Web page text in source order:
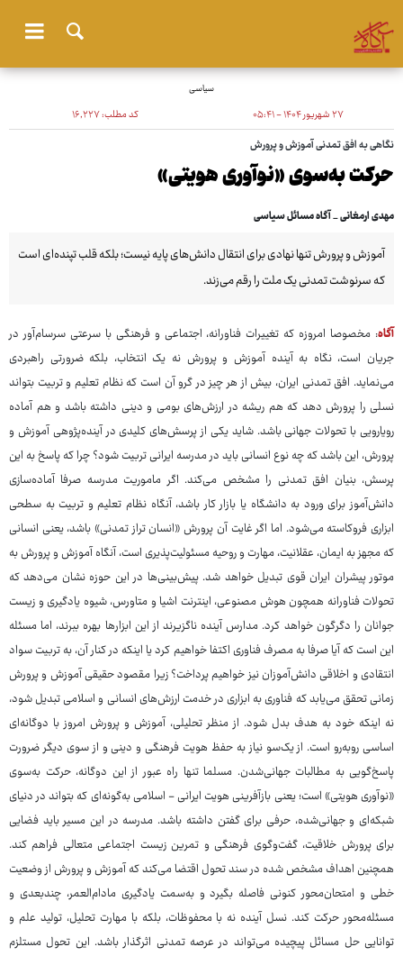
سیاسی
۲۷ شهریور ۱۴۰۴ - ۰۵:۴۱ کد مطلب:۱۶٬۲۲۷
نگاهی به افق تمدنی آموزش و پرورش
حرکت به‌سوی «نوآوری هویتی»
مهدی ارمغانی _ آگاه مسائل سیاسی
آموزش و پرورش تنها نهادی برای انتقال دانش‌های پایه نیست؛ بلکه قلب تپنده‌ای است
که سرنوشت تمدنی یک ملت را رقم می‌زند.
آگاه: مخصوصا امروزه که تغییرات فناورانه، اجتماعی و فرهنگی با سرعتی سرسام‌آور در
جریان است، نگاه به آینده آموزش و پرورش نه یک انتخاب، بلکه ضرورتی راهبردی
می‌نماید. افق تمدنی ایران، بیش از هر چیز در گرو آن است که نظام تعلیم و تربیت بتواند
نسلی را پرورش دهد که هم ریشه در ارزش‌های بومی و دینی داشته باشد و هم آماده
رویارویی با تحولات جهانی باشد. شاید یکی از پرسش‌های کلیدی در آینده‌پژوهی آموزش و
پرورش، این باشد که چه نوع انسانی باید در مدرسه ایرانی تربیت شود؟ چرا که پاسخ به این
پرسش، بنیان افق تمدنی را مشخص می‌کند. اگر ماموریت مدرسه صرفا آماده‌سازی
دانش‌آموز برای ورود به دانشگاه یا بازار کار باشد، آنگاه نظام تعلیم و تربیت به سطحی
ابزاری فروکاسته می‌شود. اما اگر غایت آن پرورش «انسان تراز تمدنی» باشد، یعنی انسانی
که مجهز به ایمان، عقلانیت، مهارت و روحیه مسئولیت‌پذیری است، آنگاه آموزش و پرورش به
موتور پیشران ایران قوی تبدیل خواهد شد. پیش‌بینی‌ها در این حوزه نشان می‌دهد که
تحولات فناورانه همچون هوش مصنوعی، اینترنت اشیا و متاورس، شیوه یادگیری و زیست
جوانان را دگرگون خواهد کرد. مدارس آینده ناگزیرند از این ابزارها بهره ببرند، اما مسئله
این است که آیا صرفا به مصرف فناوری اکتفا خواهیم کرد یا اینکه در کنار آن، به تربیت سواد
انتقادی و اخلاقی دانش‌آموزان نیز خواهیم پرداخت؟ زیرا مقصود حقیقی آموزش و پرورش
زمانی تحقق می‌یابد که فناوری به ابزاری در خدمت ارزش‌های انسانی و اسلامی تبدیل شود،
نه اینکه خود به هدف بدل شود. از منظر تحلیلی، آموزش و پرورش امروز با دوگانه‌ای
اساسی روبه‌رو است. از یک‌سو نیاز به حفظ هویت فرهنگی و دینی و از سوی دیگر ضرورت
پاسخ‌گویی به مطالبات جهانی‌شدن. مسلما تنها راه عبور از این دوگانه، حرکت به‌سوی
«نوآوری هویتی» است؛ یعنی بازآفرینی هویت ایرانی - اسلامی به‌گونه‌ای که بتواند در دنیای
شبکه‌ای و جهانی‌شده، حرفی برای گفتن داشته باشد. مدرسه در این مسیر باید فضایی
برای پرورش خلاقیت، گفت‌وگوی فرهنگی و تمرین زیست اجتماعی متعالی فراهم کند.
همچنین اهداف مشخص شده در سند تحول اقتضا می‌کند که آموزش و پرورش از وضعیت
خطی و امتحان‌محور کنونی فاصله بگیرد و به‌سمت یادگیری مادام‌العمر، چندبعدی و
مسئله‌محور حرکت کند. نسل آینده نه با محفوظات، بلکه با مهارت تحلیل، تولید علم و
توانایی حل مسائل پیچیده می‌تواند در عرصه تمدنی اثرگذار باشد. این تحول مستلزم